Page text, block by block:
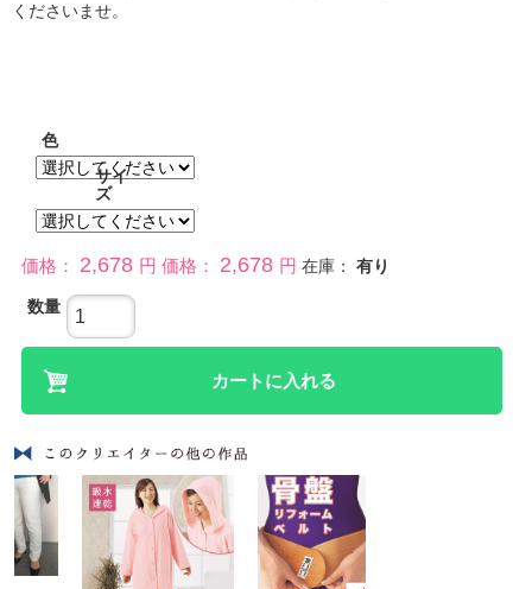
くださいませ。
色
サイ
ズ
価格： 2,678 円 価格： 2,678 円 在庫： 有り
数量
カートに入れる